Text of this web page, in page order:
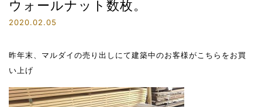
ウォールナット数枚。
2020.02.05
昨年末、マルダイの売り出しにて建築中のお客様がこちらをお買
い上げ